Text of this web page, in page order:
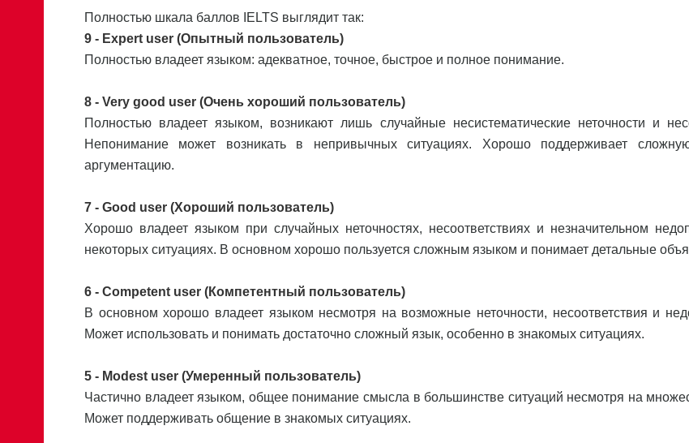
Полностью шкала баллов IELTS выглядит так:
9 - Expert user (Опытный пользователь)
Полностью владеет языком: адекватное, точное, быстрое и полное понимание.
8 - Very good user (Очень хороший пользователь)
Полностью владеет языком, возникают лишь случайные несистематические неточности и
Непонимание может возникать в непривычных ситуациях. Хорошо поддерживает
аргументацию.
7 - Good user (Хороший пользователь)
Хорошо владеет языком при случайных неточностях, несоответствиях и незначительном
некоторых ситуациях. В основном хорошо пользуется сложным языком и понимает детальные
6 - Competent user (Компетентный пользователь)
В основном хорошо владеет языком несмотря на возможные неточности, несоответствия и
Может использовать и понимать достаточно сложный язык, особенно в знакомых ситуациях.
5 - Modest user (Умеренный пользователь)
Частично владеет языком, общее понимание смысла в большинстве ситуаций несмотря на
Может поддерживать общение в знакомых ситуациях.